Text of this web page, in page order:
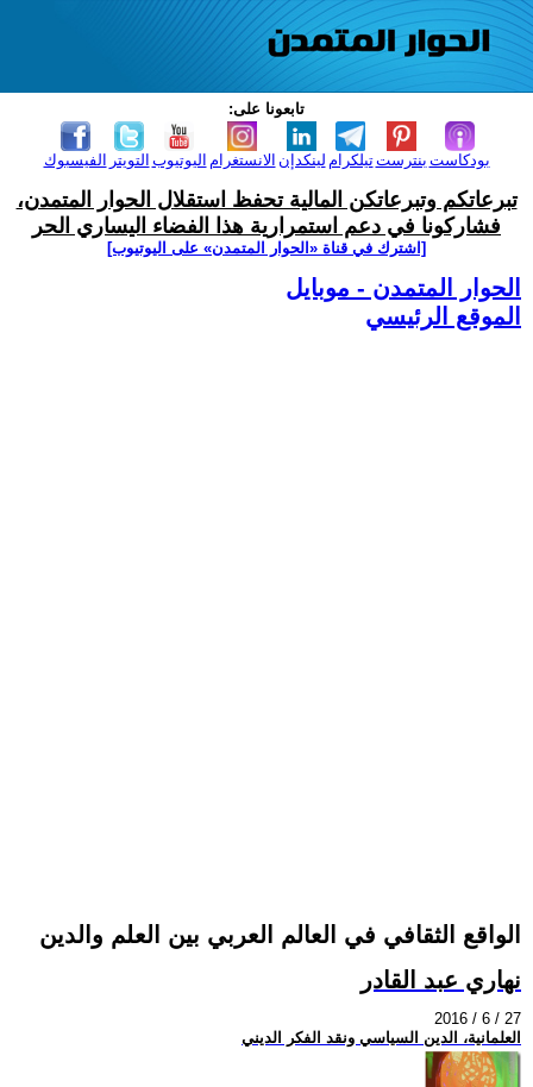
تابعونا على:
الفيسبوك التويتر اليوتيوب الانستغرام لينكدإن تيلكرامبنترست بودكاست
تبرعاتكم وتبرعاتكن المالية تحفظ استقلال الحوار المتمدن،
فشاركونا في دعم استمرارية هذا الفضاء اليساري الحر
[اشترك في قناة ‫«الحوار المتمدن» على اليوتيوب]
الحوار المتمدن - موبايل
الموقع الرئيسي
الواقع الثقافي في العالم العربي بين العلم والدين
نهاري عبد القادر
2016 / 6 / 27
العلمانية، الدين السياسي ونقد الفكر الديني